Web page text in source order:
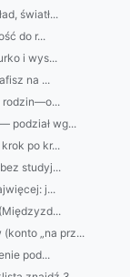
światł...
do r...
i wys...
na ...
rodzin—o...
podział wg...
po kr...
studyj...
j...
„na prz...
pod...